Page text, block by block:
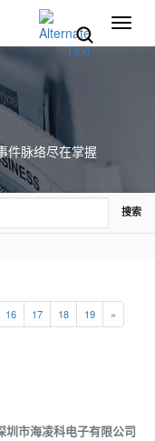
切
换
件脉络尽在掌握
搜索
16 17 18 19 »
圳市海凌科电子有限公司